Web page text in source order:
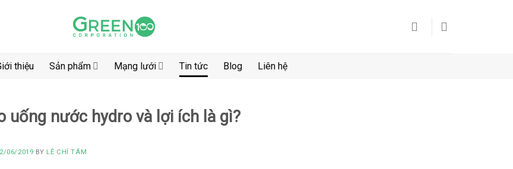
thiệu Sản phẩm Mạng lưới Tin tức Blog Liên hệ
uống nước hydro và lợi ích là gì?
06/2019 BY LÊ CHÍ TÂM